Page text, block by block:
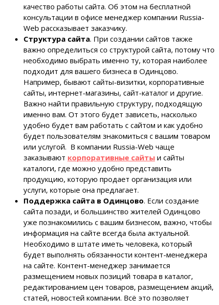
качество работы сайта. Об этом на бесплатной
консультации в офисе менеджер компании Russia-
Web рассказывает заказчику.
Структура сайта. При создании сайтов также
важно определиться со структурой сайта, потому что
необходимо выбрать именно ту, которая наиболее
подходит для вашего бизнеса в Одинцово.
Например, бывают сайты-визитки, корпоративные
сайты, интернет-магазины, сайт-каталог и другие.
Важно найти правильную структуру, подходящую
именно вам. От этого будет зависеть, насколько
удобно будет вам работать с сайтом и как удобно
будет пользователям знакомиться с вашим товаром
или услугой. В компании Russia-Web чаще
заказывают корпоративные сайты и сайты
каталоги, где можно удобно представить
продукцию, которую продает организация или
услуги, которые она предлагает.
Поддержка сайта в Одинцово. Если создание
сайта позади, и большинство жителей Одинцово
уже познакомились с вашим бизнесом, важно, чтобы
информация на сайте всегда была актуальной.
Необходимо в штате иметь человека, который
будет выполнять обязанности контент-менеджера
на сайте. Контент-менеджер занимается
размещением новых позиций товара в каталог,
редактированием цен товаров, размещением акций,
статей, новостей компании. Всё это позволяет